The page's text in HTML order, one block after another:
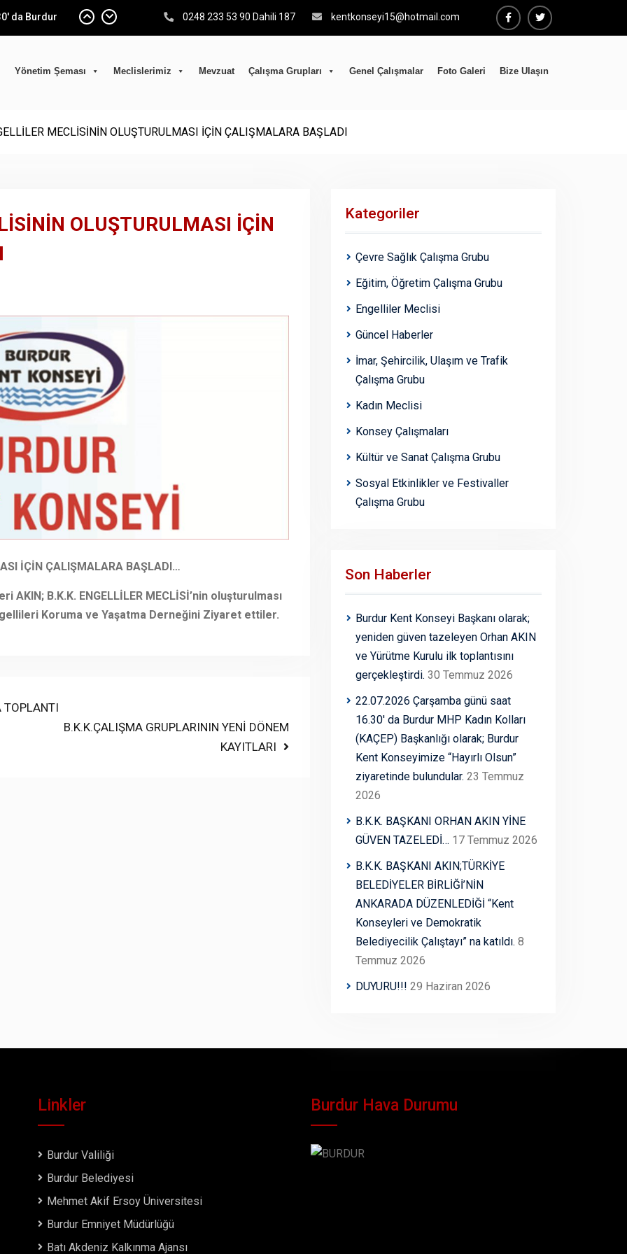
da Burdur
TAZELEDİ…
Çalıştayı” na
0248 233 53 90 Dahili 187 kentkonseyi15@hotmail.com
FacebookTwiter
Yönetim Şeması Meclislerimiz Mevzuat Çalışma Grupları Genel Çalışmalar Foto Galeri Bize Ulaşın
MECLİSİNİN OLUŞTURULMASI İÇİN ÇALIŞMALARA BAŞLADI
OLUŞTURULMASI İÇİN
İÇİN ÇALIŞMALARA BAŞLADI…
AKIN; B.K.K. ENGELLİLER MECLİSİ’nin oluşturulması
Koruma ve Yaşatma Derneğini Ziyaret ettiler.
TOPLANTI
Next
B.K.K.ÇALIŞMA GRUPLARININ YENİ DÖNEM
KAYITLARI
Kategoriler
Çevre Sağlık Çalışma Grubu
Eğitim, Öğretim Çalışma Grubu
Engelliler Meclisi
Güncel Haberler
İmar, Şehircilik, Ulaşım ve Trafik
Çalışma Grubu
Kadın Meclisi
Konsey Çalışmaları
Kültür ve Sanat Çalışma Grubu
Sosyal Etkinlikler ve Festivaller
Çalışma Grubu
Son Haberler
Burdur Kent Konseyi Başkanı olarak;
yeniden güven tazeleyen Orhan AKIN
ve Yürütme Kurulu ilk toplantısını
gerçekleştirdi. 30 Temmuz 2026
22.07.2026 Çarşamba günü saat
16.30′ da Burdur MHP Kadın Kolları
(KAÇEP) Başkanlığı olarak; Burdur
Kent Konseyimize “Hayırlı Olsun”
ziyaretinde bulundular. 23 Temmuz
2026
B.K.K. BAŞKANI ORHAN AKIN YİNE
GÜVEN TAZELEDİ… 17 Temmuz 2026
B.K.K. BAŞKANI AKIN;TÜRKİYE
BELEDİYELER BİRLİĞİ’NİN
ANKARADA DÜZENLEDİĞİ “Kent
Konseyleri ve Demokratik
Belediyecilik Çalıştayı” na katıldı. 8
Temmuz 2026
DUYURU!!! 29 Haziran 2026
Linkler
Burdur Valiliği
Burdur Belediyesi
Mehmet Akif Ersoy Üniversitesi
Burdur Emniyet Müdürlüğü
Batı Akdeniz Kalkınma Ajansı
Burdur Hava Durumu